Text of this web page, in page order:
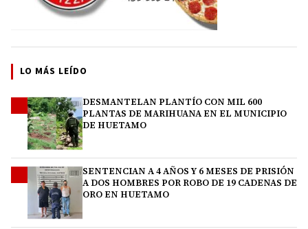
LO MÁS LEÍDO
DESMANTELAN PLANTÍO CON MIL 600
PLANTAS DE MARIHUANA EN EL MUNICIPIO
DE HUETAMO
SENTENCIAN A 4 AÑOS Y 6 MESES DE PRISIÓN
A DOS HOMBRES POR ROBO DE 19 CADENAS DE
ORO EN HUETAMO